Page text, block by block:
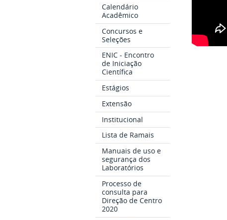
Calendário
Acadêmico
Concursos e
Seleções
ENIC - Encontro
de Iniciação
Científica
Estágios
Extensão
Institucional
Lista de Ramais
Manuais de uso e
segurança dos
Laboratórios
Processo de
consulta para
Direção de Centro
2020